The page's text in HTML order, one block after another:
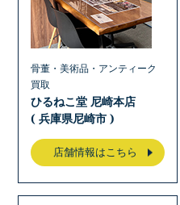
骨董・美術品・アンティーク
買取
ひるねこ堂 尼崎本店
( 兵庫県尼崎市 )
店舗情報はこちら